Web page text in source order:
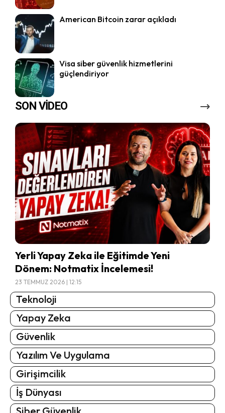
American Bitcoin zarar açıkladı
Visa siber güvenlik hizmetlerini
güçlendiriyor
SON VİDEO
Yerli Yapay Zeka ile Eğitimde Yeni
Dönem: Notmatix İncelemesi!
23 TEMMUZ 2026 | 12:15
Teknoloji
Yapay Zeka
Güvenlik
Yazılım Ve Uygulama
Girişimcilik
İş Dünyası